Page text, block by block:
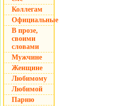
Коллегам
Официальные
В прозе,
своими
словами
Мужчине
Женщине
Любимому
Любимой
Парню